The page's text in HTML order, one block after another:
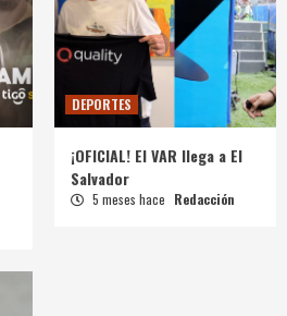
DEPORTES
¡OFICIAL! El VAR llega a El
Salvador
5 meses hace Redacción